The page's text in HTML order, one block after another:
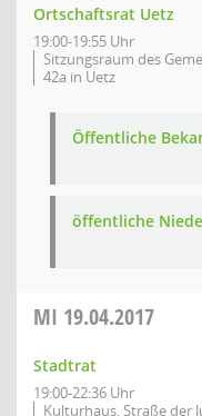
Ortschaftsrat Uetz
19:00-19:55 Uhr
Sitzungsraum des
42a in Uetz
Öffentliche
öffentliche
MI 19.04.2017
Stadtrat
19:00-22:36 Uhr
Kulturhaus, Straße der